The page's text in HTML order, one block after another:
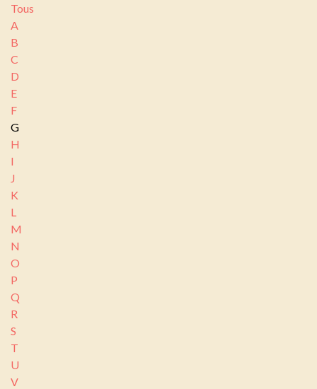
Tous
A
B
C
D
E
F
G
H
I
J
K
L
M
N
O
P
Q
R
S
T
U
V